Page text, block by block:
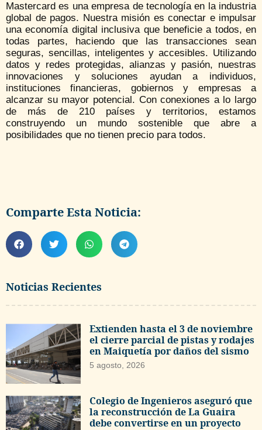
Noticias Recientes
Extienden hasta el 3 de noviembre
el cierre parcial de pistas y rodajes
en Maiquetía por daños del sismo
5 agosto, 2026
Colegio de Ingenieros aseguró que
la reconstrucción de La Guaira
debe convertirse en un proyecto
Mastercard es una empresa de tecnología en la industria
global de pagos. Nuestra misión es conectar e impulsar
una economía digital inclusiva que beneficie a todos, en
todas partes, haciendo que las transacciones sean
seguras, sencillas, inteligentes y accesibles. Utilizando
datos y redes protegidas, alianzas y pasión, nuestras
innovaciones y soluciones ayudan a individuos,
instituciones financieras, gobiernos y empresas a
alcanzar su mayor potencial. Con conexiones a lo largo
de más de 210 países y territorios, estamos
construyendo un mundo sostenible que abre a
posibilidades que no tienen precio para todos.
Comparte Esta Noticia: